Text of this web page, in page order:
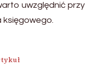
uwzględnić przy